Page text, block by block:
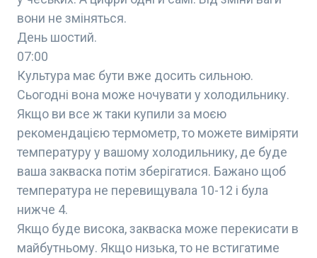
вони не зміняться.
День шостий.
07:00
Культура має бути вже досить сильною.
Сьогодні вона може ночувати у холодильнику.
Якщо ви все ж таки купили за моєю
рекомендацією термометр, то можете виміряти
температуру у вашому холодильнику, де буде
ваша закваска потім зберігатися. Бажано щоб
температура не перевищувала 10-12 і була
нижче 4.
Якщо буде висока, закваска може перекисати в
майбутньому. Якщо низька, то не встигатиме